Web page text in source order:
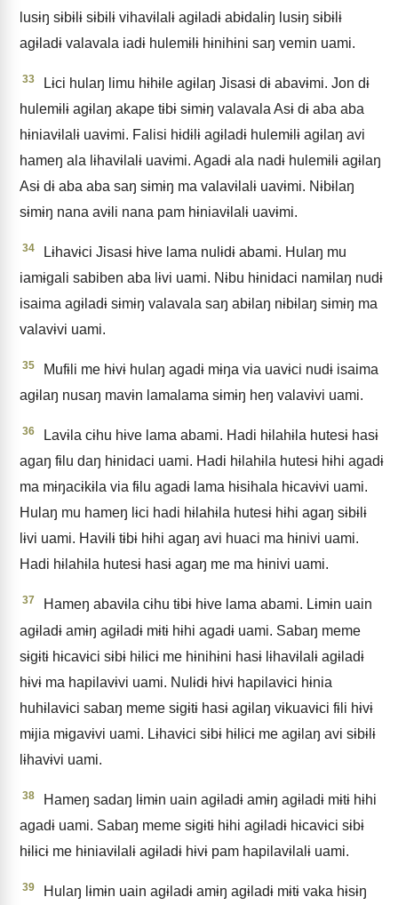
lusɨŋ sɨbɨlɨ sɨbɨlɨ vihavɨlalɨ agɨladɨ abɨdalɨŋ lusɨŋ sɨbɨlɨ
agɨladɨ valavala iadɨ hulemɨlɨ hɨnihɨni saŋ vemin uami.
33
Lɨci hulaŋ limu hɨhɨle agɨlaŋ Jisasɨ dɨ abavɨmi. Jon dɨ
hulemɨlɨ agɨlaŋ akape tɨbɨ sɨmɨŋ valavala Asɨ dɨ aba aba
hɨniavɨlalɨ uavɨmi. Falisi hɨdɨlɨ agɨladɨ hulemɨlɨ agɨlaŋ avi
hameŋ ala lɨhavɨlalɨ uavɨmi. Agadɨ ala nadɨ hulemɨlɨ agɨlaŋ
Asɨ dɨ aba aba saŋ sɨmɨŋ ma valavɨlalɨ uavɨmi. Nɨbɨlaŋ
sɨmɨŋ nana avɨli nana pam hɨniavɨlalɨ uavɨmi.
34
Lɨhavɨci Jisasɨ hɨve lama nulɨdɨ abami. Hulaŋ mu
iamɨgali sabiben aba lɨvi uami. Nɨbu hɨnidaci namɨlaŋ nudɨ
isaima agɨladɨ sɨmɨŋ valavala saŋ abɨlaŋ nɨbɨlaŋ sɨmɨŋ ma
valavɨvi uami.
35
Mufɨli me hɨvɨ hulaŋ agadɨ mɨŋa via uavɨci nudɨ isaima
agɨlaŋ nusaŋ mavɨn lamalama sɨmɨŋ heŋ valavɨvi uami.
36
Lavɨla cɨhu hɨve lama abami. Hadi hɨlahɨla hutesɨ hasɨ
agaŋ fɨlu daŋ hɨnidaci uami. Hadi hɨlahɨla hutesɨ hɨhi agadɨ
ma mɨŋacɨkɨla via fɨlu agadɨ lama hɨsihala hɨcavɨvi uami.
Hulaŋ mu hameŋ lɨci hadi hɨlahɨla hutesɨ hɨhi agaŋ sɨbɨlɨ
lɨvi uami. Havɨlɨ tɨbɨ hɨhi agaŋ avi huaci ma hɨnivi uami.
Hadi hɨlahɨla hutesɨ hasɨ agaŋ me ma hɨnivi uami.
37
Hameŋ abavɨla cɨhu tɨbɨ hɨve lama abami. Lɨmɨn uain
agɨladɨ amɨŋ agɨladɨ mɨtɨ hɨhi agadɨ uami. Sabaŋ meme
sɨgɨtɨ hɨcavɨci sɨbɨ hɨlɨcɨ me hɨnihɨni hasɨ lɨhavɨlalɨ agɨladɨ
hɨvɨ ma hapilavɨvi uami. Nulɨdɨ hɨvɨ hapilavɨci hɨnia
huhɨlavɨci sabaŋ meme sɨgɨtɨ hasɨ agɨlaŋ vɨkuavɨci fɨli hɨvɨ
mɨjia mɨgavɨvi uami. Lɨhavɨci sɨbɨ hɨlɨcɨ me agɨlaŋ avi sɨbɨlɨ
lɨhavɨvi uami.
38
Hameŋ sadaŋ lɨmɨn uain agɨladɨ amɨŋ agɨladɨ mɨtɨ hɨhi
agadɨ uami. Sabaŋ meme sɨgɨtɨ hɨhi agɨladɨ hɨcavɨci sɨbɨ
hɨlɨcɨ me hɨniavɨlalɨ agɨladɨ hɨvɨ pam hapilavɨlalɨ uami.
39
Hulaŋ lɨmɨn uain agɨladɨ amɨŋ agɨladɨ mɨtɨ vaka hɨsɨŋ